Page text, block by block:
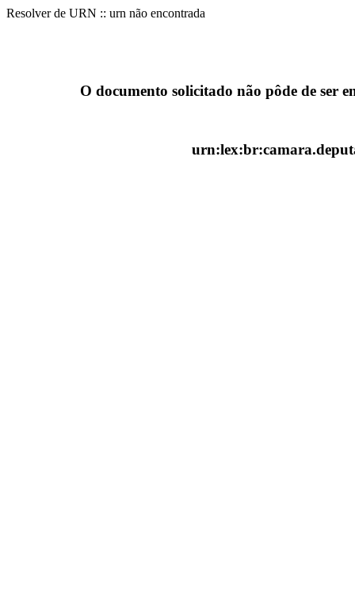
Resolver de URN :: urn não encontrada
O documento solicitado não pôde de ser